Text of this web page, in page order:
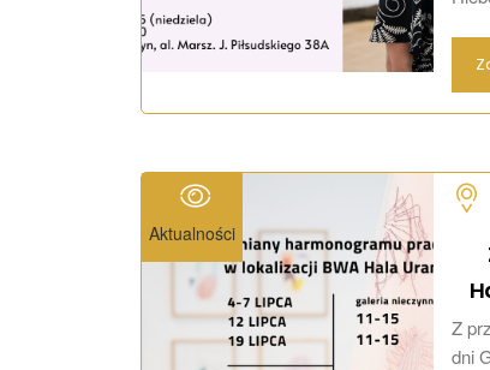
Aktualności
Z
dni